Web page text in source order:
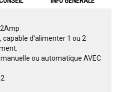
d'alimenter 1 ou 2
ou automatique AVEC